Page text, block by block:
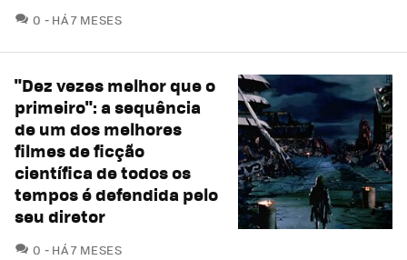
0 COMENTÁRIOS
HÁ 7 MESES
"Dez vezes melhor que o
primeiro": a sequência
de um dos melhores
filmes de ficção
científica de todos os
tempos é defendida pelo
seu diretor
0 COMENTÁRIOS
HÁ 7 MESES